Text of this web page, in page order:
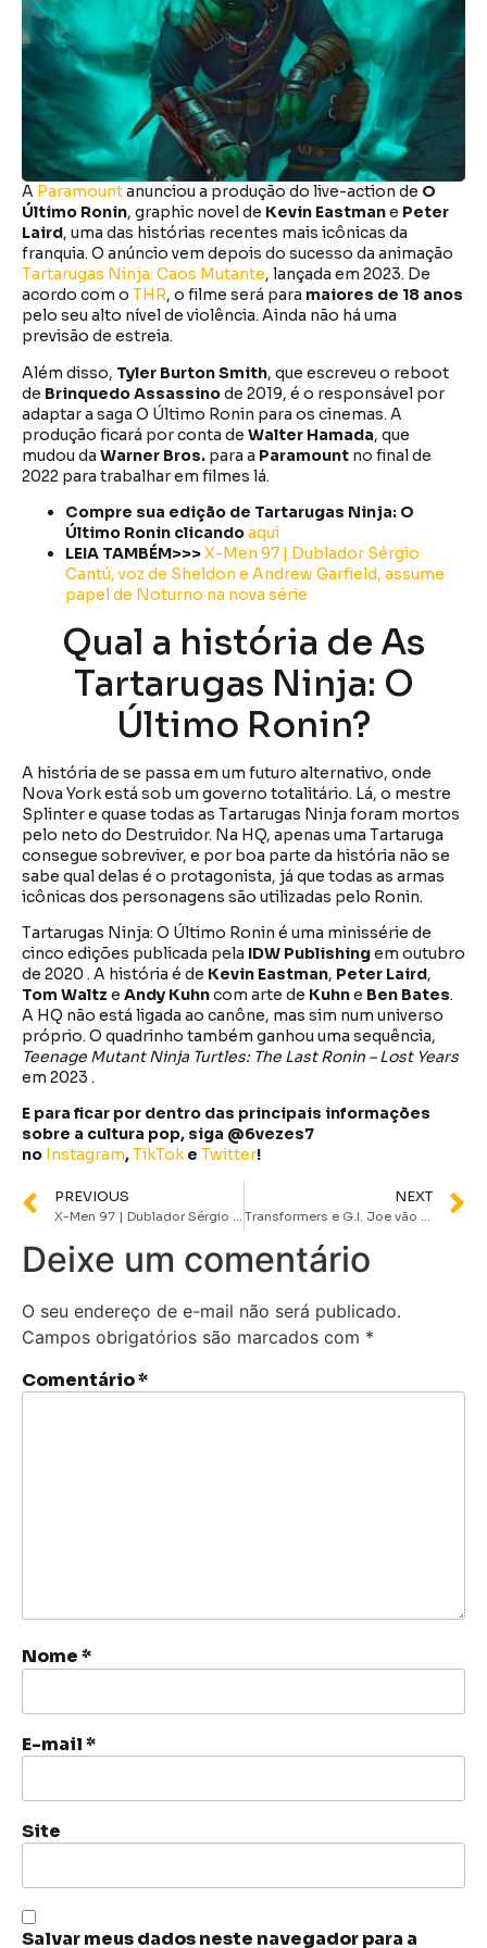
A Paramountanunciou a produção do live-action de O
Último Ronin, graphic novel de Kevin Eastmane Peter
Laird, uma das histórias recentes mais icônicas da
franquia. O anúncio vem depois do sucesso da animação
Tartarugas Ninja: Caos Mutante, lançada em 2023. De
acordo com o THR, o filme será para maiores de 18 anos
pelo seu alto nível de violência. Ainda não há uma
previsão de estreia.
Além disso, Tyler Burton Smith, que escreveu o reboot
de Brinquedo Assassinode 2019, é o responsável por
adaptar a saga O Último Ronin para os cinemas. A
produção ficará por conta de Walter Hamada, que
mudou da Warner Bros. para a Paramount no final de
2022 para trabalhar em filmes lá.
Compre sua edição de Tartarugas Ninja: O
Último Ronin clicandoaqui
LEIA TAMBÉM>>>X-Men 97 | Dublador Sérgio
Cantú, voz de Sheldon e Andrew Garfield, assume
papel de Noturno na nova série
Qual a história de As
Tartarugas Ninja: O
Último Ronin?
A história de se passa em um futuro alternativo, onde
Nova York está sob um governo totalitário. Lá, o mestre
Splinter e quase todas as Tartarugas Ninja foram mortos
pelo neto do Destruidor. Na HQ, apenas uma Tartaruga
consegue sobreviver, e por boa parte da história não se
sabe qual delas é o protagonista, já que todas as armas
icônicas dos personagens são utilizadas pelo Ronin.
Tartarugas Ninja: O Último Ronin é uma minissérie de
cinco edições publicada pela IDW Publishingem outubro
de 2020 . A história é de Kevin Eastman, Peter Laird,
Tom Waltz e Andy Kuhncom arte de Kuhne Ben Bates.
A HQ não está ligada ao canône, mas sim num universo
próprio. O quadrinho também ganhou uma sequência,
Teenage Mutant Ninja Turtles: The Last Ronin – Lost Years
em 2023 .
E para ficar por dentro das principais informações
sobre a cultura pop, siga @6vezes7
no Instagram,TikToke Twitter!
PREVIOUS
X-Men 97 | Dublador Sérgio Cantú, voz de Sheldon e Andrew Garfield, assume papel de Noturno na nova série
NEXT
Transformers e G.I. Joe vão ganhar crossover com produção de Steven Spielberg
Deixe um comentário
O seu endereço de e-mail não será publicado.
Campos obrigatórios são marcados com *
Comentário*
Nome*
E-mail*
Site
Salvar meus dados neste navegador para a